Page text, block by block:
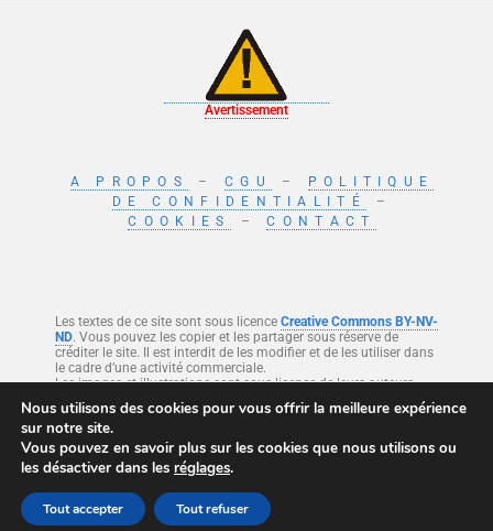
Avertissement
A PROPOS – CGU –
POLITIQUE
DE CONFIDENTIALITÉ
–
COOKIES
–CONTACT
Les textes de ce site sont sous licence Creative Commons BY-NV-
ND. Vous pouvez les copier et les partager sous réserve de
créditer le site. Il est interdit de les modifier et de les utiliser dans
le cadre d’une activité commerciale.
Les images et illustrations sont sous licence de leurs auteurs.
Ce site est protégé par reCAPTCHA et Google
Conditions d’utilisation.
Nous utilisons des cookies pour vous offrir la meilleure expérience
sur notre site.
Vous pouvez en savoir plus sur les cookies que nous utilisons ou
les désactiver dans les réglages.
Tout accepter Tout refuser